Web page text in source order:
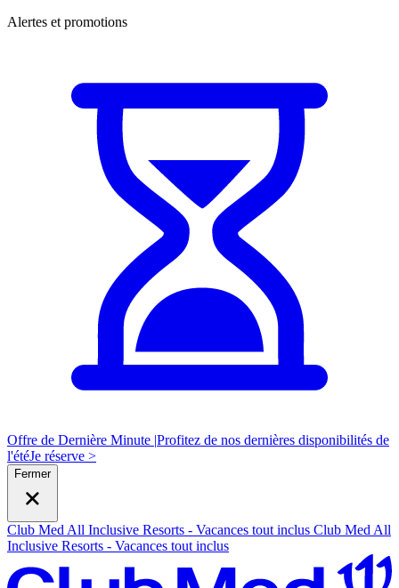
Alertes et promotions
Offre de Dernière Minute |Profitez de nos dernières disponibilités de
l'étéJe réserve >
Fermer
Club Med All Inclusive Resorts - Vacances tout inclus Club Med All
Inclusive Resorts - Vacances tout inclus